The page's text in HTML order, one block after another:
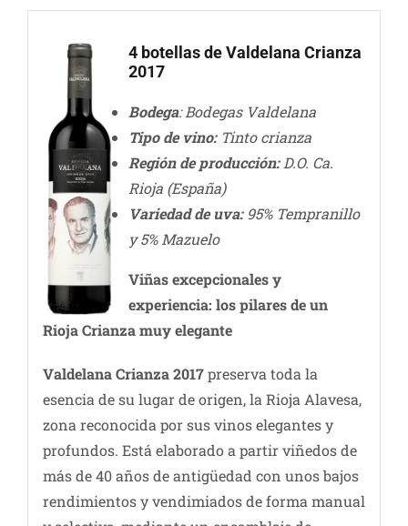
4 botellas de Valdelana Crianza
2017
Bodega: Bodegas Valdelana
Tipo de vino:Tinto crianza
Región de producción:D.O. Ca.
Rioja (España)
Variedad de uva:95% Tempranillo
y 5% Mazuelo
Viñas excepcionales y
experiencia: los pilares de un
Rioja Crianza muy elegante
Valdelana Crianza 2017preserva toda la
esencia de su lugar de origen, la Rioja Alavesa,
zona reconocida por sus vinos elegantes y
profundos. Está elaborado a partir viñedos de
más de 40 años de antigüedad con unos bajos
rendimientos y vendimiados de forma manual